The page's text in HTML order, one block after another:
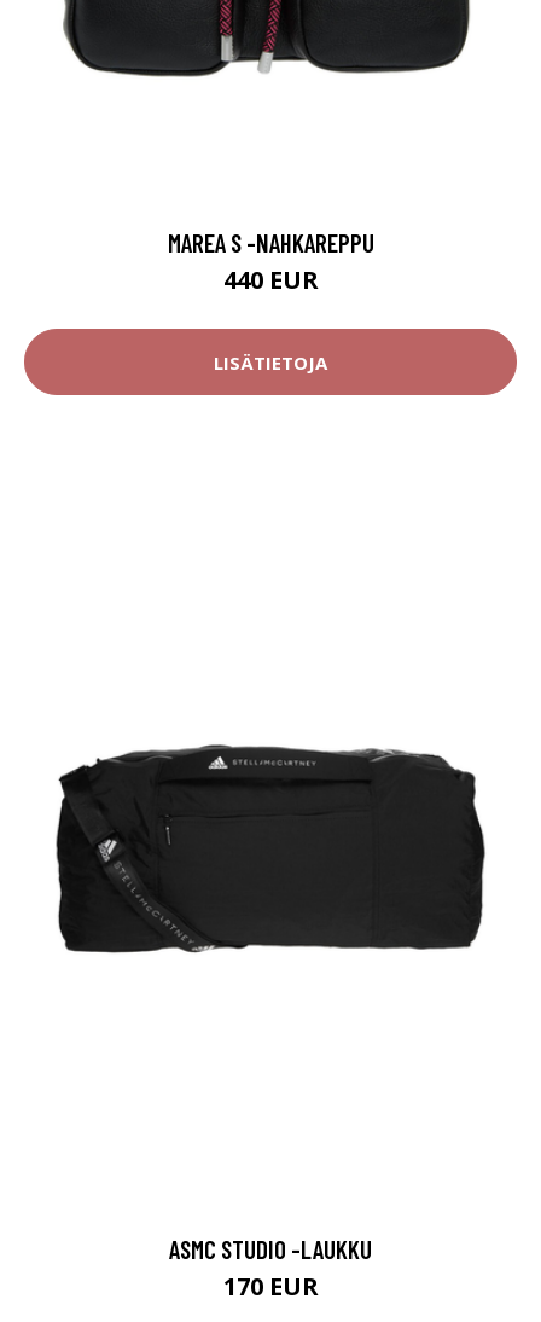
MAREA S -NAHKAREPPU
440 EUR
LISÄTIETOJA
ASMC STUDIO -LAUKKU
170 EUR